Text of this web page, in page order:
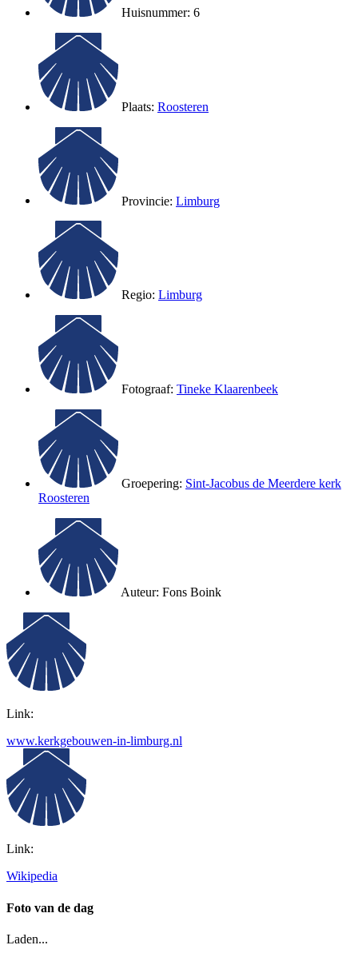
Huisnummer: 6
Plaats: Roosteren
Provincie: Limburg
Regio: Limburg
Fotograaf: Tineke Klaarenbeek
Groepering: Sint-Jacobus de Meerdere kerk
Roosteren
Auteur: Fons Boink
Link:
www.kerkgebouwen-in-limburg.nl
Link:
Wikipedia
Foto van de dag
Laden...